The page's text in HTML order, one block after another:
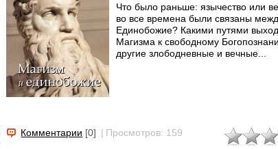
Что было раньше: язычество или
во все времена были связаны
Единобожие? Какими путями
Магизма к свободному
другие злободневные и вечные...
Комментарии [0] | Просмотров: 159